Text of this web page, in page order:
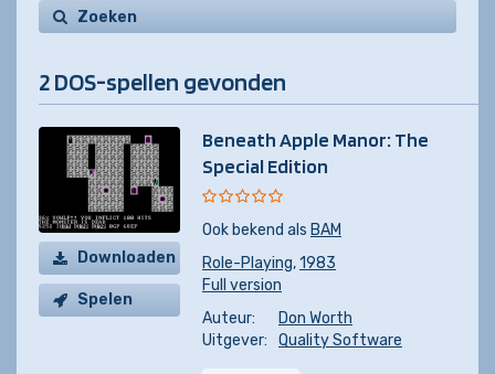
Zoeken
2 DOS-spellen gevonden
Downloaden
Spelen
Beneath Apple Manor: The
Special Edition
Ook bekend als BAM
Role-Playing,1983
Full version
Auteur:
Don Worth
Uitgever:
Quality Software